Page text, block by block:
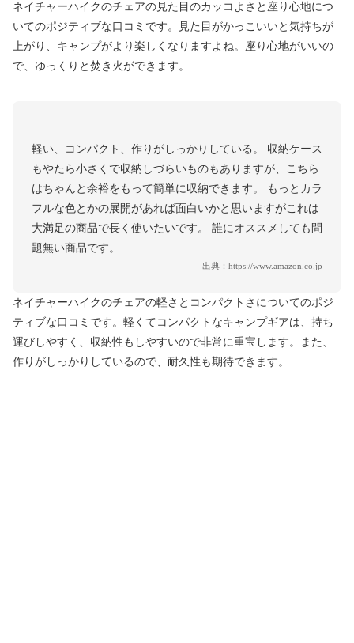
ネイチャーハイクのチェアの見た目のカッコよさと座り心地につ
いてのポジティブな口コミです。見た目がかっこいいと気持ちが
上がり、キャンプがより楽しくなりますよね。座り心地がいいの
で、ゆっくりと焚き火ができます。
軽い、コンパクト、作りがしっかりしている。 収納ケース
もやたら小さくで収納しづらいものもありますが、こちら
はちゃんと余裕をもって簡単に収納できます。 もっとカラ
フルな色とかの展開があれば面白いかと思いますがこれは
大満足の商品で長く使いたいです。 誰にオススメしても問
題無い商品です。
出典： https://www.amazon.co.jp
ネイチャーハイクのチェアの軽さとコンパクトさについてのポジ
ティブな口コミです。軽くてコンパクトなキャンプギアは、持ち
運びしやすく、収納性もしやすいので非常に重宝します。また、
作りがしっかりしているので、耐久性も期待できます。